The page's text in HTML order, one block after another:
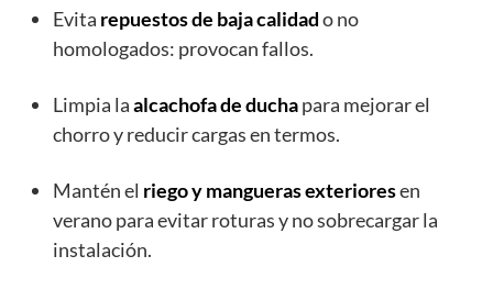
Evita repuestos de baja calidado no
homologados: provocan fallos.
Limpia laalcachofa de duchapara mejorar el
chorro y reducir cargas en termos.
Mantén el riego y mangueras exterioresen
verano para evitar roturas y no sobrecargar la
instalación.